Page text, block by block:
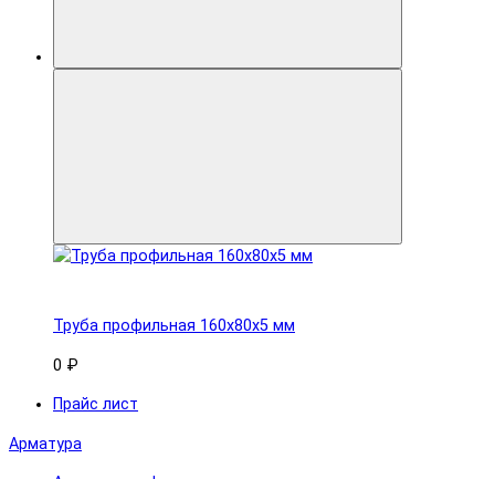
Труба профильная 160x80х5 мм
0 ₽
Прайс лист
Арматура